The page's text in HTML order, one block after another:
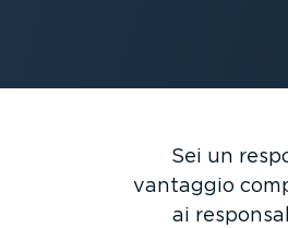
Sei un
vantaggio
ai